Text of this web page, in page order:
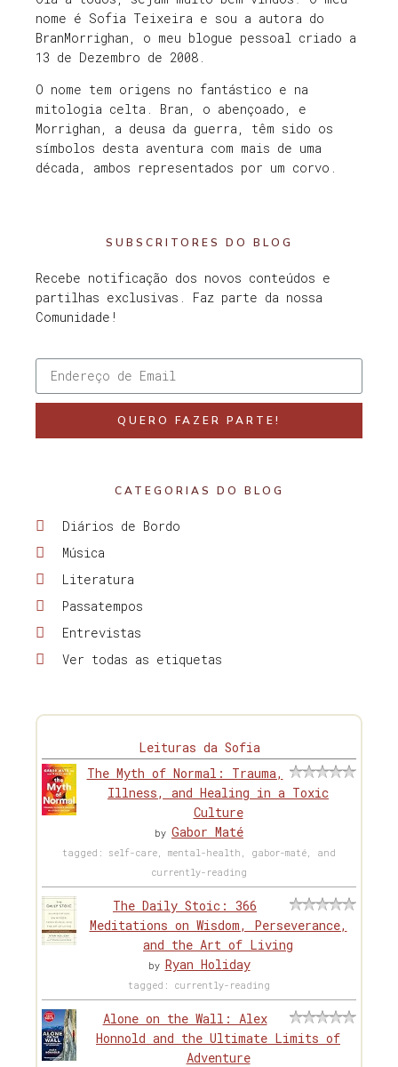
nome é Sofia Teixeira e sou a autora do
BranMorrighan, o meu blogue pessoal criado a
13 de Dezembro de 2008.
O nome tem origens no fantástico e na
mitologia celta. Bran, o abençoado, e
Morrighan, a deusa da guerra, têm sido os
símbolos desta aventura com mais de uma
década, ambos representados por um corvo.
SUBSCRITORES DO BLOG
Recebe notificação dos novos conteúdos e
partilhas exclusivas. Faz parte da nossa
Comunidade!
QUERO FAZER PARTE!
CATEGORIAS DO BLOG
Diários de Bordo
Música
Literatura
Passatempos
Entrevistas
Ver todas as etiquetas
Leituras da Sofia
The Myth of Normal: Trauma,
Illness, and Healing in a Toxic
Culture
by Gabor Maté
tagged: self-care, mental-health, gabor-maté, and
currently-reading
The Daily Stoic: 366
Meditations on Wisdom, Perseverance,
and the Art of Living
by Ryan Holiday
tagged: currently-reading
Alone on the Wall: Alex
Honnold and the Ultimate Limits of
Adventure